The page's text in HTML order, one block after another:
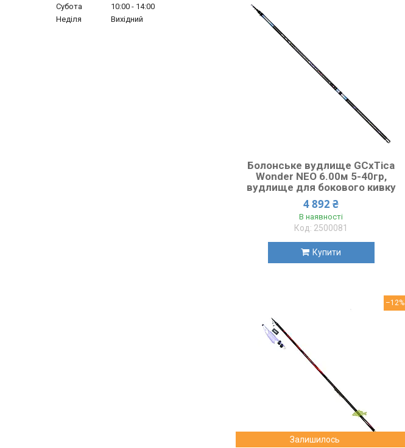
Болонське вудлище GCxTica
Wonder NEO 6.00м 5-40гр,
вудлище для бокового кивку
4 892 ₴
В наявності
2500081
Купити
–12%
Залишилось
Субота
10:00
14:00
Неділя
Вихідний